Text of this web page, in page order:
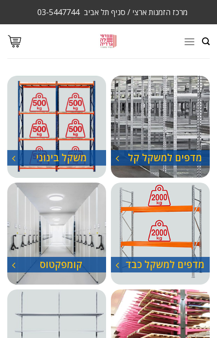
מרכז הזמנות ארצי / סניף תל אביב 03-5447744
מדפים למשקל קל משקל בינוני
מדפים למשקל כבד קומפקטוס